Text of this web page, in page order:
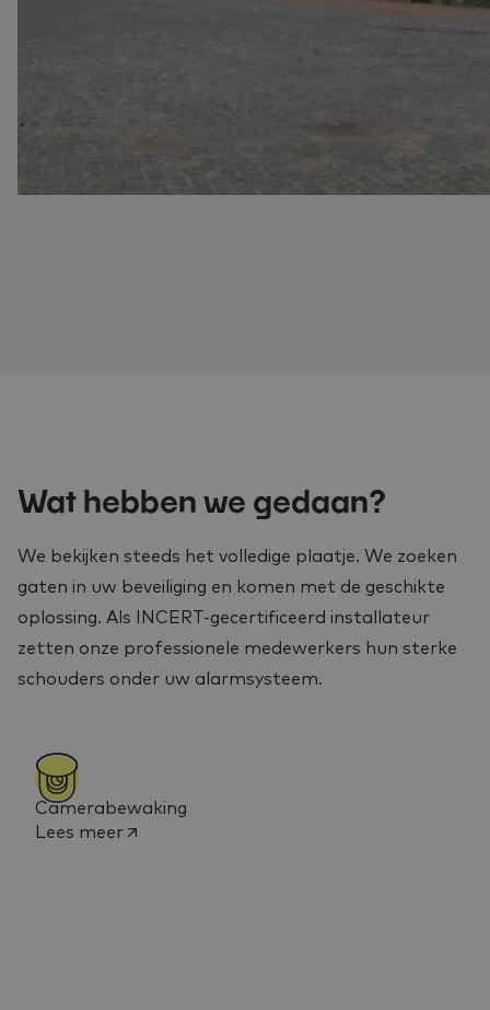
Wat hebben we gedaan?
We bekijken steeds het volledige plaatje. We zoeken
gaten in uw beveiliging en komen met de geschikte
oplossing. Als INCERT-gecertificeerd installateur
zetten onze professionele medewerkers hun sterke
schouders onder uw alarmsysteem.
Camerabewaking
Lees meer